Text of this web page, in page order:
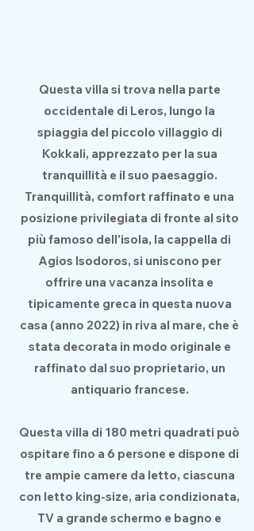
Questa villa si trova nella parte
occidentale di Leros, lungo la
spiaggia del piccolo villaggio di
Kokkali, apprezzato per la sua
tranquillità e il suo paesaggio.
Tranquillità, comfort raffinato e una
posizione privilegiata di fronte al sito
più famoso dell'isola, la cappella di
Agios Isodoros, si uniscono per
offrire una vacanza insolita e
tipicamente greca in questa nuova
casa (anno 2022) in riva al mare, che è
stata decorata in modo originale e
raffinato dal suo proprietario, un
antiquario francese.
Questa villa di 180 metri quadrati può
ospitare fino a 6 persone e dispone di
tre ampie camere da letto, ciascuna
con letto king-size, aria condizionata,
TV a grande schermo e bagno e